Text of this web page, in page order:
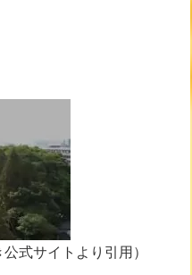
式サイトより引用）